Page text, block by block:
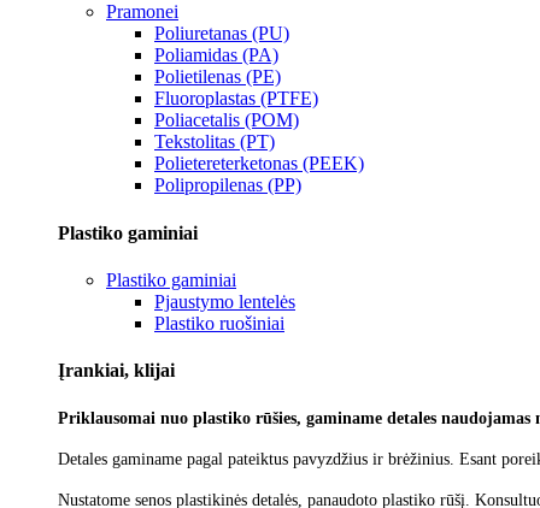
Pramonei
Poliuretanas (PU)
Poliamidas (PA)
Polietilenas (PE)
Fluoroplastas (PTFE)
Poliacetalis (POM)
Tekstolitas (PT)
Polietereterketonas (PEEK)
Polipropilenas (PP)
Plastiko gaminiai
Plastiko gaminiai
Pjaustymo lentelės
Plastiko ruošiniai
Įrankiai, klijai
Priklausomai nuo plastiko rūšies, gaminame detales
Detales gaminame pagal pateiktus pavyzdžius ir brėžinius. Esant
Nustatome senos plastikinės detalės, panaudoto plastiko rūšį.